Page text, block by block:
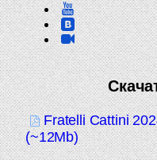
Fratelli Cattini
(~12Mb)